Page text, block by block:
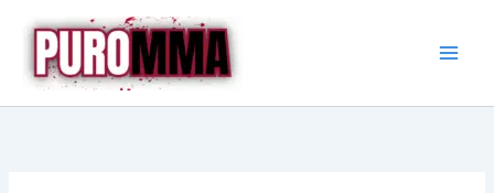
contenido